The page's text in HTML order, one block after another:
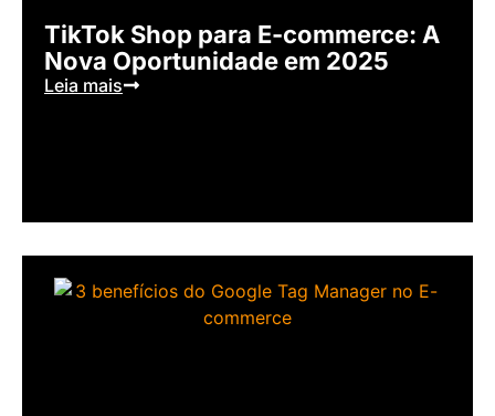
TikTok Shop para E-commerce: A
Nova Oportunidade em 2025
Leia mais